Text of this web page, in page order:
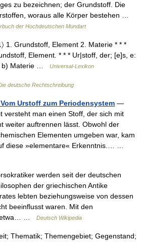
zu bezeichnen; der Grundstoff. Die
woraus alle Körper bestehen …
der Hochdeutschen Mundart
1. Grundstoff, Element 2. Materie * * *
Element. * * * Ur|stoff, der; [e]s, e:
b) Materie …
Universal-Lexikon
deutsche Rechtschreibung
Urstoff zum Periodensystem —
versteht man einen Stoff, der sich mit
weiter auftrennen lässt. Obwohl der
Elementen umgeben war, kam
diese »elementare« Erkenntnis.… …
werden seit der deutschen
der griechischen Antike
lebten beziehungsweise von dessen
beeinflusst waren. Mit den
etwa… …
Deutsch Wikipedia
Thematik; Themengebiet; Gegenstand;